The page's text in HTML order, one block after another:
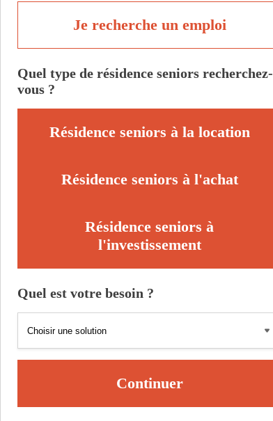
Je recherche un emploi
Quel type de résidence seniors recherchez-
vous ?
Résidence seniors à la location
Résidence seniors à l'achat
Résidence seniors à
l'investissement
Quel est votre besoin ?
Continuer